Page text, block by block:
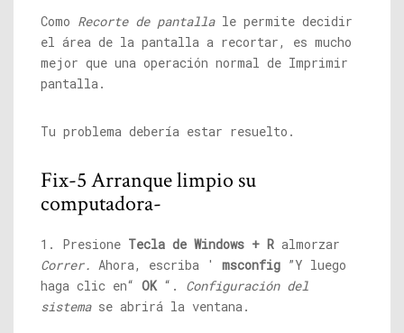
Como Recorte de pantallale permite decidir
el área de la pantalla a recortar, es mucho
mejor que una operación normal de Imprimir
pantalla.
Tu problema debería estar resuelto.
Fix-5 Arranque limpio su
computadora-
1. Presione Tecla de Windows + R almorzar
Correr. Ahora, escriba ' msconfig ”Y luego
haga clic en“ OK“. Configuración del
sistemase abrirá la ventana.